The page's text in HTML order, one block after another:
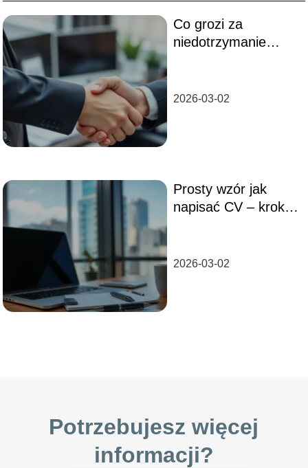
Co grozi za
niedotrzymanie
konsekwencje!
2026-03-02
Prosty wzór jak
napisać CV – krok
zawodowego
2026-03-02
Potrzebujesz więcej
informacji?